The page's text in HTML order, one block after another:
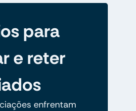
para
e reter
enfrentam